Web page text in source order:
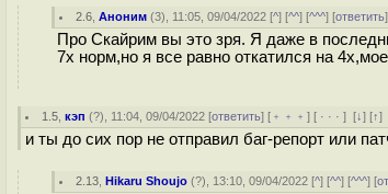
2.6 ,Аноним (3), 11:05, 09/04/2022 [^] [^^] [^^^] [ответить]
Про Скайрим вы это зря. Я даже в
7х норм,но я все равно откатился на
1.5 ,кэп (?), 11:04, 09/04/2022 [ответить] [ ﹢﹢﹢] [ · · ·][↓] [↑
и ты до сих пор не отправил баг-репорт или
2.13 ,Hikaru Shoujo (?), 13:10, 09/04/2022 [^] [^^] [^^^] [